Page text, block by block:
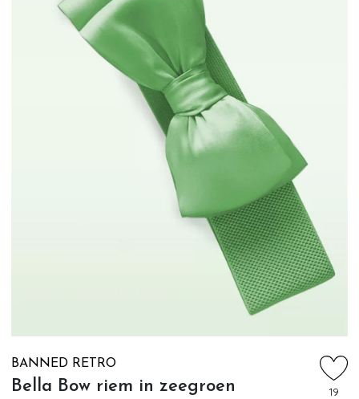
BANNED RETRO
Bella Bow riem in zeegroen
19